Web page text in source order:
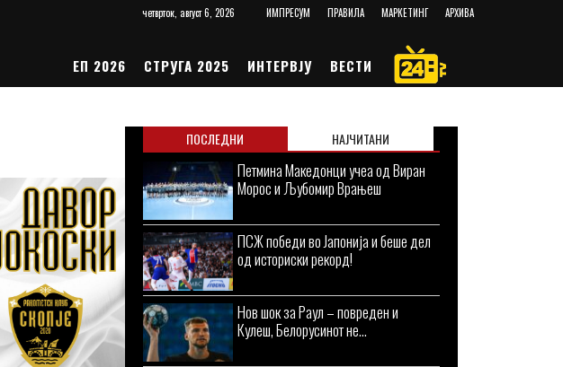
четврток, август 6, 2026 ИМПРЕСУМ ПРАВИЛА МАРКЕТИНГ АРХИВА
ЕП 2026 СТРУГА 2025 ИНТЕРВЈУ ВЕСТИ
ПОСЛЕДНИ НАЈЧИТАНИ
Петмина Македонци учеа од Виран
Морос и Љубомир Врањеш
ПСЖ победи во Јапонија и беше дел
од историски рекорд!
Нов шок за Раул – повреден и
Кулеш, Белорусинот не...